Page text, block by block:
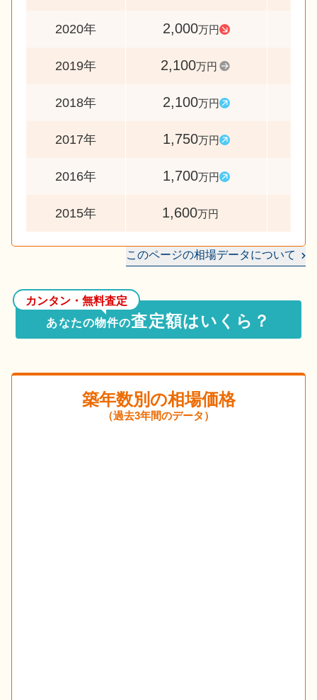
2020年 2,000万円
2019年 2,100万円
2018年 2,100万円
2017年 1,750万円
2016年 1,700万円
2015年 1,600万円
このページの相場データについて
カンタン・無料査定
あなたの物件の査定額はいくら？
築年数別の相場価格
（過去3年間のデータ）